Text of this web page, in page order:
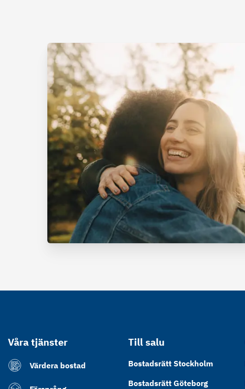
Våra tjänster
Värdera bostad
Till salu
Bostadsrätt Stockholm
Bostadsrätt Göteborg